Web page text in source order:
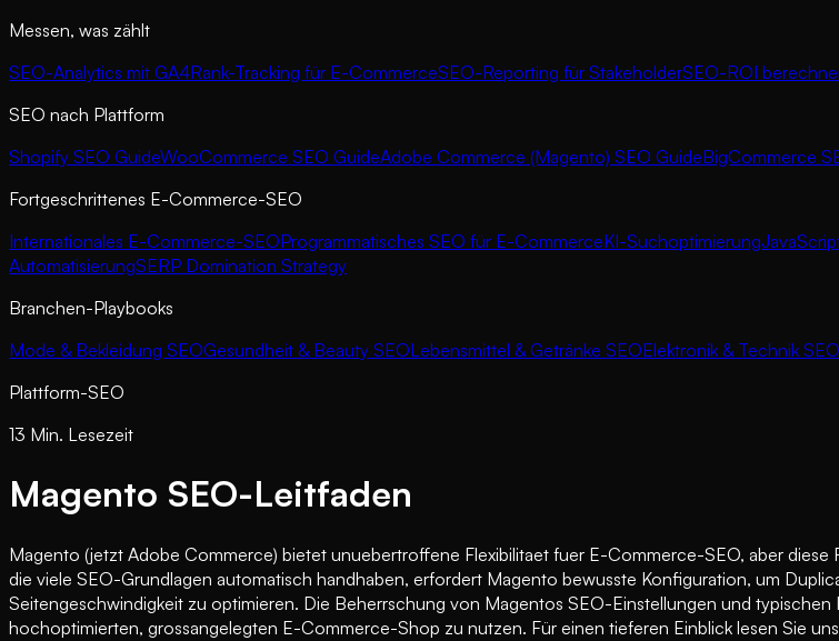
Messen, was zählt
SEO-Analytics mit GA4Rank-Tracking für E-CommerceSEO-Reporting für StakeholderSEO-ROI
SEO nach Plattform
Shopify SEO GuideWooCommerce SEO GuideAdobe Commerce (Magento) SEO GuideBigCommerce
Fortgeschrittenes E-Commerce-SEO
Internationales E-Commerce-SEOProgrammatisches SEO für E-CommerceKI-Suchoptimierung
AutomatisierungSERP Domination Strategy
Branchen-Playbooks
Mode & Bekleidung SEOGesundheit & Beauty SEOLebensmittel & Getränke SEOElektronik & Technik SEO
Plattform-SEO
13 Min. Lesezeit
Magento SEO-Leitfaden
Magento (jetzt Adobe Commerce) bietet unuebertroffene Flexibilitaet fuer E-Commerce-SEO, aber
die viele SEO-Grundlagen automatisch handhaben, erfordert Magento bewusste Konfiguration, um
Seitengeschwindigkeit zu optimieren. Die Beherrschung von Magentos SEO-Einstellungen und
hochoptimierten, grossangelegten E-Commerce-Shop zu nutzen. Für einen tieferen Einblick lesen Sie